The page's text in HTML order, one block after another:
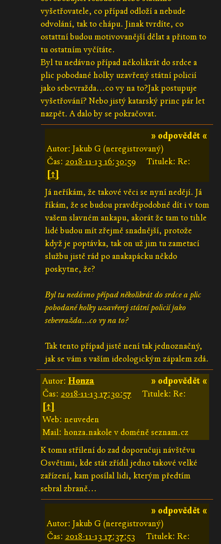
vyšetřovatele, co případ odloží a nebude
odvolání, tak to chápu. Jinak tvrdíte, co
ostattní budou motivovanější dělat a přitom to
tu ostatním vyčítáte.
Byl tu nedávno případ několikrát do srdce a
plic pobodané holky uzavřený státní policií
jako sebevražda...co vy na to?Jak postupuje
vyšetřování? Nebo jistý katarský princ pár let
nazpět. A dalo by se pokračovat.
» odpovědět «
Autor: Jakub G (neregistrovaný)
Čas: 2018-11-13 16:30:59
Titulek: Re:
[↑]
Já neříkám, že takové věci se nyní nedějí. Já
říkám, že se budou pravděpodobně dít i v tom
vašem slavném ankapu, akorát že tam to tihle
lidé budou mít zřejmě snadnější, protože
když je poptávka, tak on už jim tu zametací
službu jistě rád po anakapácku někdo
poskytne, že?
Byl tu nedávno případ několikrát do srdce a plic
pobodané holky uzavřený státní policií jako
sebevražda...co vy na to?
Tak tento případ jistě není tak jednoznačný,
jak se vám s vaším ideologickým zápalem zdá.
» odpovědět «
Autor:Honza
Čas: 2018-11-13 17:30:57
Titulek: Re:
[↑]
Web: neuveden
Mail: honza.nakole v doméně seznam.cz
K tomu střílení do zad doporučuji návštěvu
Osvětimi, kde stát zřídil jedno takové velké
zařízení, kam posílal lidi, kterým předtím
sebral zbraně...
» odpovědět «
Autor: Jakub G (neregistrovaný)
Čas: 2018-11-13 17:37:53
Titulek: Re: